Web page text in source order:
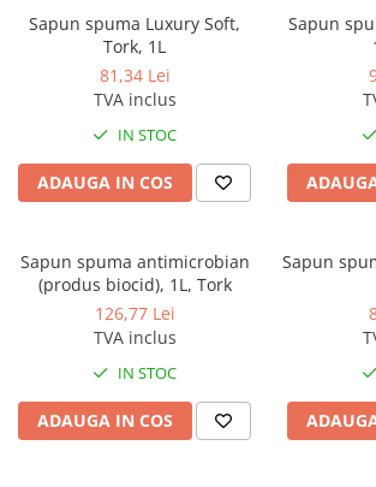
Sapun spuma Luxury Soft,
Tork, 1L
81,34 Lei
TVA inclus
IN STOC
ADAUGA IN COS
Sapun
Sapun spuma antimicrobian
(produs biocid), 1L, Tork
126,77 Lei
TVA inclus
IN STOC
ADAUGA IN COS
Sapun